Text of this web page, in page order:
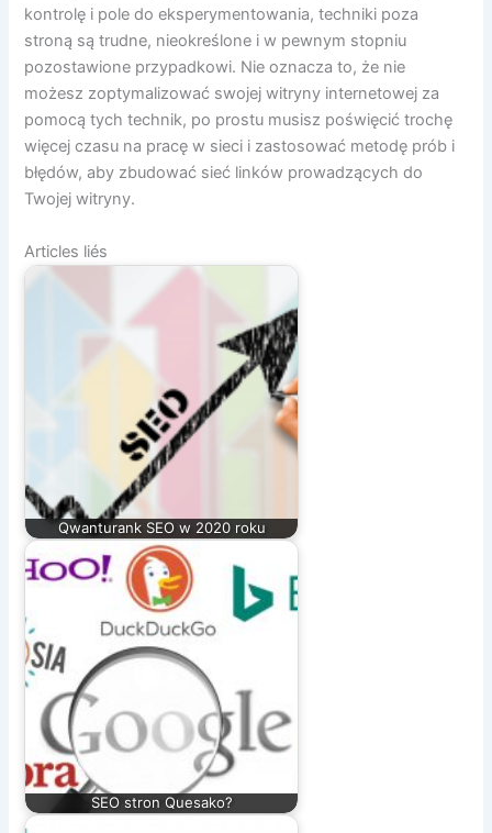
kontrolę i pole do eksperymentowania, techniki poza
stroną są trudne, nieokreślone i w pewnym stopniu
pozostawione przypadkowi. Nie oznacza to, że nie
możesz zoptymalizować swojej witryny internetowej za
pomocą tych technik, po prostu musisz poświęcić trochę
więcej czasu na pracę w sieci i zastosować metodę prób i
błędów, aby zbudować sieć linków prowadzących do
Twojej witryny.
Articles liés
Qwanturank SEO w 2020 roku
SEO stron Quesako?